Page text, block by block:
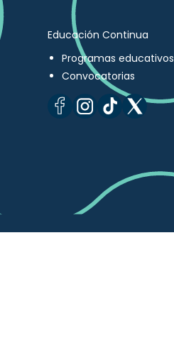
Educación Continua
Programas educativos
Convocatorias